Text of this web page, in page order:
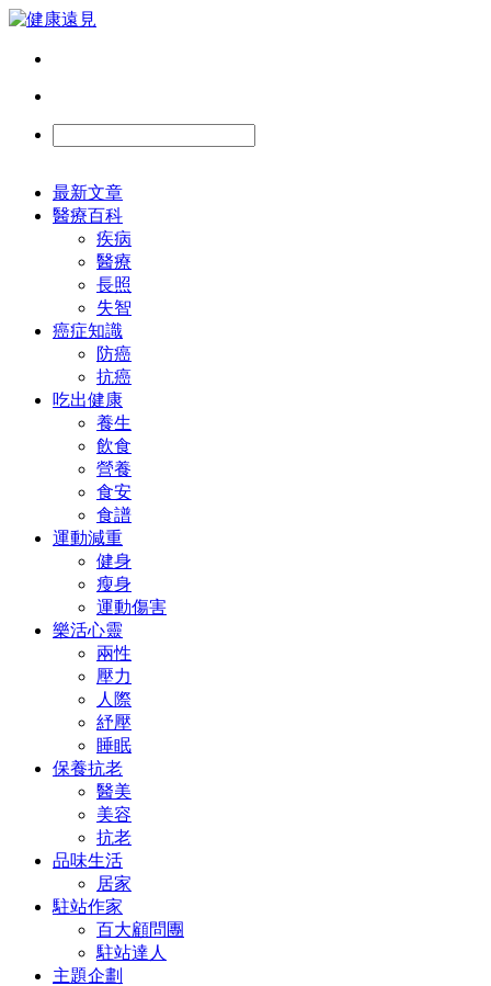
最新文章
醫療百科
疾病
醫療
長照
失智
癌症知識
防癌
抗癌
吃出健康
養生
飲食
營養
食安
食譜
運動減重
健身
瘦身
運動傷害
樂活心靈
兩性
壓力
人際
紓壓
睡眠
保養抗老
醫美
美容
抗老
品味生活
居家
駐站作家
百大顧問團
駐站達人
主題企劃